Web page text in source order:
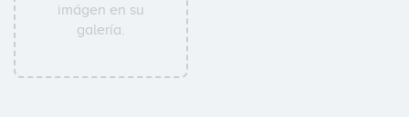
imágen en su
galería.